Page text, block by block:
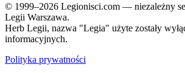
© 1999–2026 Legionisci.com — niezależny
Legii Warszawa.
Herb Legii, nazwa "Legia" użyte zostały
informacyjnych.
Polityka prywatności